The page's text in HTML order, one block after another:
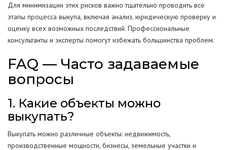
Для минимизации этих рисков важно тщательно проводить все
этапы процесса выкупа, включая анализ, юридическую проверку и
оценку всех возможных последствий. Профессиональные
консультанты и эксперты помогут избежать большинства проблем.
FAQ — Часто задаваемые
вопросы
1. Какие объекты можно
выкупать?
Выкупать можно различные объекты: недвижимость,
производственные мощности, бизнесы, земельные участки и